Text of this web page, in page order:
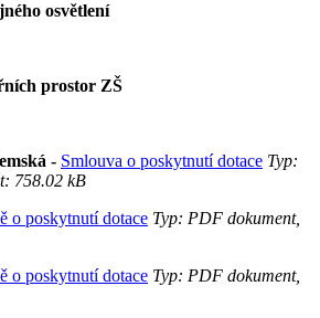
osvětlení
prostor ZŠ
- Smlouva o poskytnutí dotace Typ:
758.02 kB
o poskytnutí dotace Typ: PDF dokument,
o poskytnutí dotace Typ: PDF dokument,